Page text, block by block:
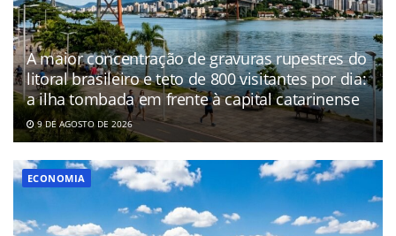
A maior concentração de gravuras rupestres do
litoral brasileiro e teto de 800 visitantes por dia:
a ilha tombada em frente à capital catarinense
9 DE AGOSTO DE 2026
ECONOMIA